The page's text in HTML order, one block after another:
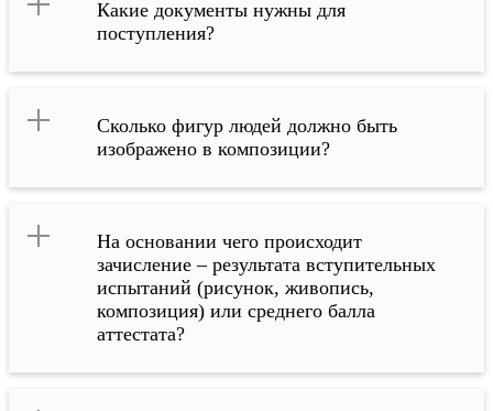
Какие документы нужны для
поступления?
Сколько фигур людей должно быть
изображено в композиции?
На основании чего происходит
зачисление – результата вступительных
испытаний (рисунок, живопись,
композиция) или среднего балла
аттестата?